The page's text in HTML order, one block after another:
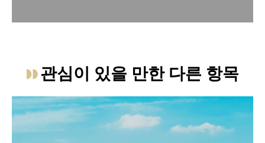
관심이 있을 만한 다른 항목